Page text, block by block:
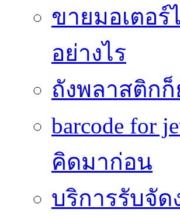
ขายมอเตอ
อย่างไร
ถังพลาสติก
barcode for
คิดมาก่อน
บริการรับจั